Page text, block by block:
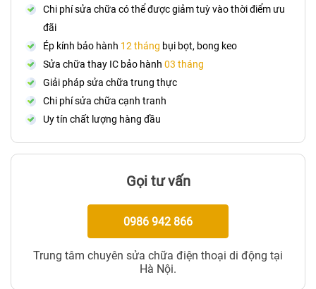
Chi phí sửa chữa có thể được giảm tuỳ vào thời điểm ưu
đãi
Ép kính bảo hành 12 tháng bụi bọt, bong keo
Sửa chữa thay IC bảo hành 03 tháng
Giải pháp sửa chữa trung thực
Chi phí sửa chữa cạnh tranh
Uy tín chất lượng hàng đầu
Gọi tư vấn
0986 942 866
Trung tâm chuyên sửa chữa điện thoại di động tại
Hà Nội.